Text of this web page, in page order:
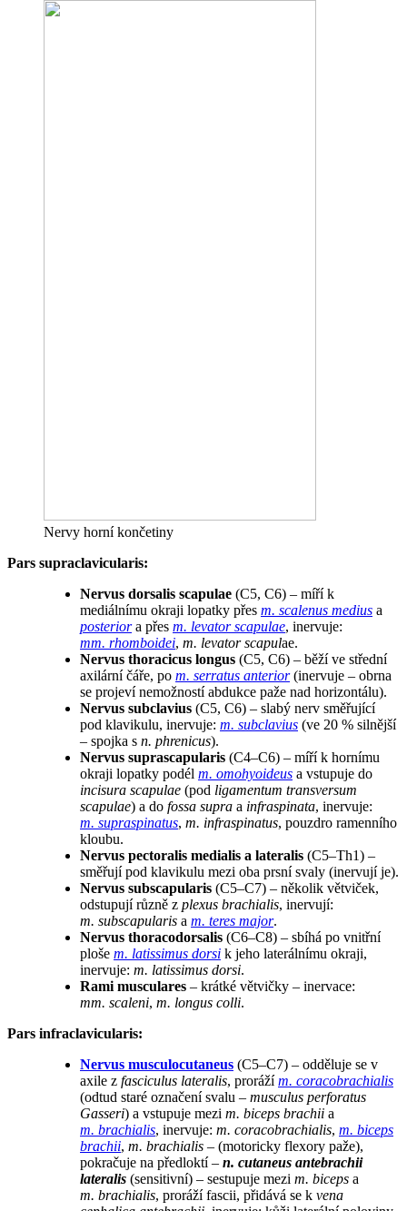
Nervy horní končetiny
Pars supraclavicularis:
Nervus dorsalis scapulae (C5, C6) – míří k
mediálnímu okraji lopatky přes m. scalenus medius a
posteriora přes m. levator scapulae, inervuje:
mm. rhomboidei, m. levator scapulae.
Nervus thoracicus longus (C5, C6) – běží ve střední
axilární čáře, po m. serratus anterior(inervuje – obrna
se projeví nemožností abdukce paže nad horizontálu).
Nervus subclavius (C5, C6) – slabý nerv směřující
pod klavikulu, inervuje: m. subclavius (ve 20 % silnější
– spojka s n. phrenicus).
Nervus suprascapularis (C4–C6) – míří k hornímu
okraji lopatky podél m. omohyoideus a vstupuje do
incisura scapulae (pod ligamentum transversum
scapulae) a do fossa supra a infraspinata, inervuje:
m. supraspinatus, m. infraspinatus, pouzdro ramenního
kloubu.
Nervus pectoralis medialis a lateralis (C5–Th1) –
směřují pod klavikulu mezi oba prsní svaly (inervují je).
Nervus subscapularis (C5–C7) – několik větviček,
odstupují různě z plexus brachialis, inervují:
m. subscapularis a m. teres major.
Nervus thoracodorsalis (C6–C8) – sbíhá po vnitřní
ploše m. latissimus dorsi k jeho laterálnímu okraji,
inervuje: m. latissimus dorsi.
Rami musculares – krátké větvičky – inervace:
mm. scaleni, m. longus colli.
Pars infraclavicularis:
Nervus musculocutaneus (C5–C7) – odděluje se v
axile z fasciculus lateralis, prorážím. coracobrachialis
(odtud staré označení svalu – musculus perforatus
Gasseri) a vstupuje mezi m. biceps brachii a
m. brachialis, inervuje: m. coracobrachialis, m. biceps
brachii, m. brachialis – (motoricky flexory paže),
pokračuje na předloktí – n. cutaneus antebrachii
lateralis (sensitivní) – sestupuje mezi m. biceps a
m. brachialis, proráží fascii, přidává se k vena